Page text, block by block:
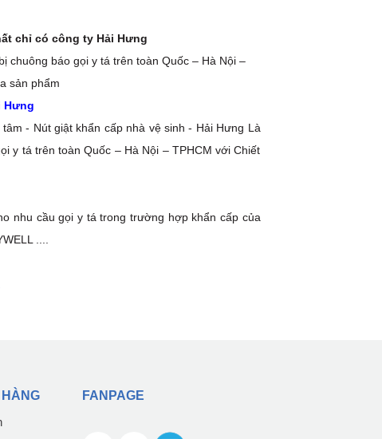
chỉ có công ty Hải Hưng
chuông báo gọi y tá trên toàn Quốc – Hà Nội –
sản phẩm
Hưng
- Nút giật khẩn cấp nhà vệ sinh - Hải Hưng Là
y tá trên toàn Quốc – Hà Nội – TPHCM với Chiết
nhu cầu gọi y tá trong trường hợp khẩn cấp của
....
FANPAGE